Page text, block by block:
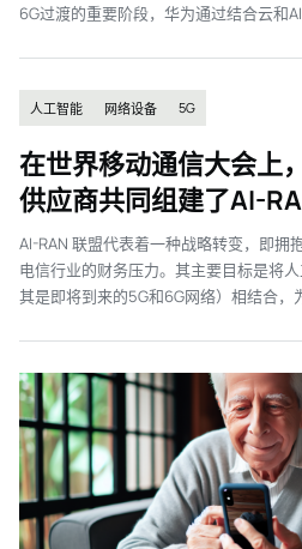
6G过渡的重要阶段，华为通过结合云和
人工智能 网络设备 5G
在世界移动通信大会上
供应商共同组建了AI-
AI-RAN 联盟代表着一种战略转变，即拥
电信行业的财务压力。其主要目标是将
其是即将到来的5G和6G网络）相结合，